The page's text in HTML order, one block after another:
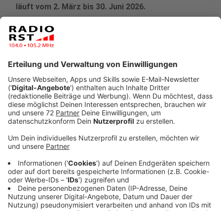
läuft vom 2. März bis 30. Juni 2026.
Veröffentlicht:
Der Tecklenburger Bergpfad ist Anwärter für den Titel
„Deutschlands Schönster Wanderweg 2026“. Die 10
Kilometer lange Strecke punktet mit einer schönen
Landschaft und kulturellen Highlights. Am 15.
September 2026 wird der Sieger bekanntgegeben -
eure Stimme zählt! Durch die Publikumswahl habt ihr
die Gelegenheit, den Tecklenburger Bergpfad in das
Rampenlicht zu stellen. Eine Auszeichnung als bester
Wanderweg würde nicht nur den Tourismus in unserer
Region stärken, sondern zeigt auch, wie einzigartig das
Wandern im Tecklenburger Land sein kann.Die